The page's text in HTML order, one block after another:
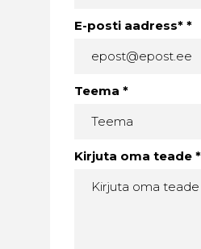
E-posti aadress* *
Teema *
Kirjuta oma teade *